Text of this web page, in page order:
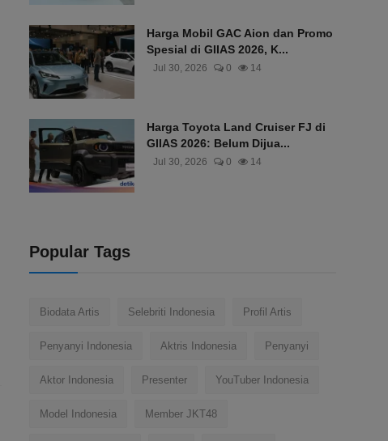
Harga Mobil GAC Aion dan Promo
Spesial di GIIAS 2026, K...
Jul 30, 2026 0 14
Harga Toyota Land Cruiser FJ di
GIIAS 2026: Belum Dijua...
Jul 30, 2026 0 14
Popular Tags
Biodata Artis Selebriti Indonesia Profil Artis
Penyanyi Indonesia Aktris Indonesia Penyanyi
Aktor Indonesia Presenter YouTuber Indonesia
Model Indonesia Member JKT48